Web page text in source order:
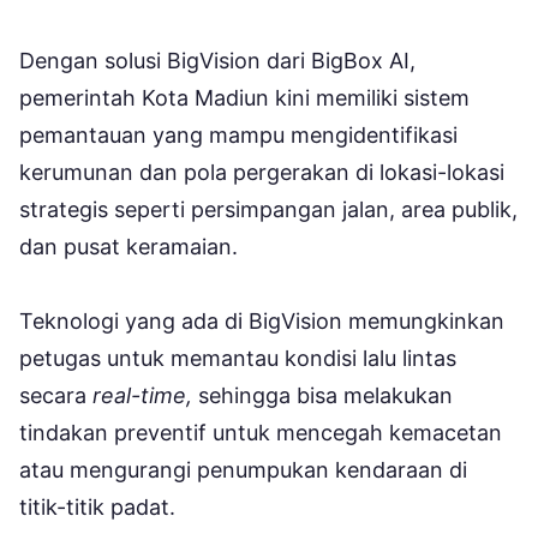
Dengan solusi BigVision dari BigBox AI,
pemerintah Kota Madiun kini memiliki sistem
pemantauan yang mampu mengidentifikasi
kerumunan dan pola pergerakan di lokasi-lokasi
strategis seperti persimpangan jalan, area publik,
dan pusat keramaian.
Teknologi yang ada di BigVision memungkinkan
petugas untuk memantau kondisi lalu lintas
secara real-time, sehingga bisa melakukan
tindakan preventif untuk mencegah kemacetan
atau mengurangi penumpukan kendaraan di
titik-titik padat.